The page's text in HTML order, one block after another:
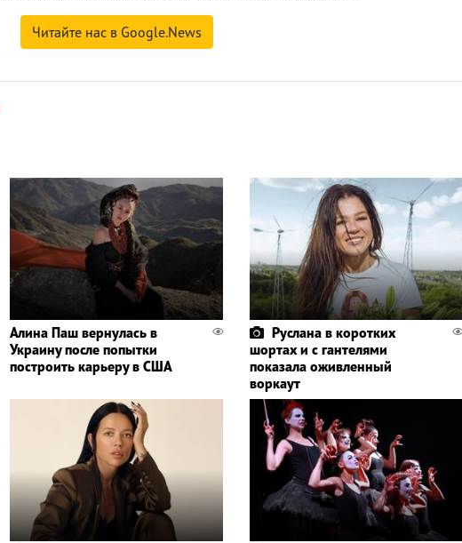
Читайте нас в Google.News
Алина Паш вернулась в
Украину после попытки
построить карьеру в США
Руслана в коротких
шортах и с гантелями
показала оживленный
воркаут